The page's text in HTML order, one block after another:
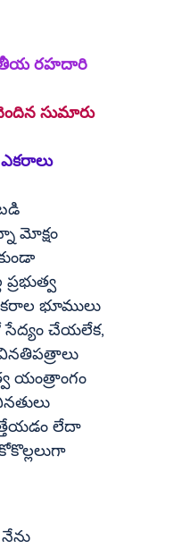
జాతీయ రహదారి
సుమారు
సేద్యం చేయలేక,
యంత్రాంగం
లేదా